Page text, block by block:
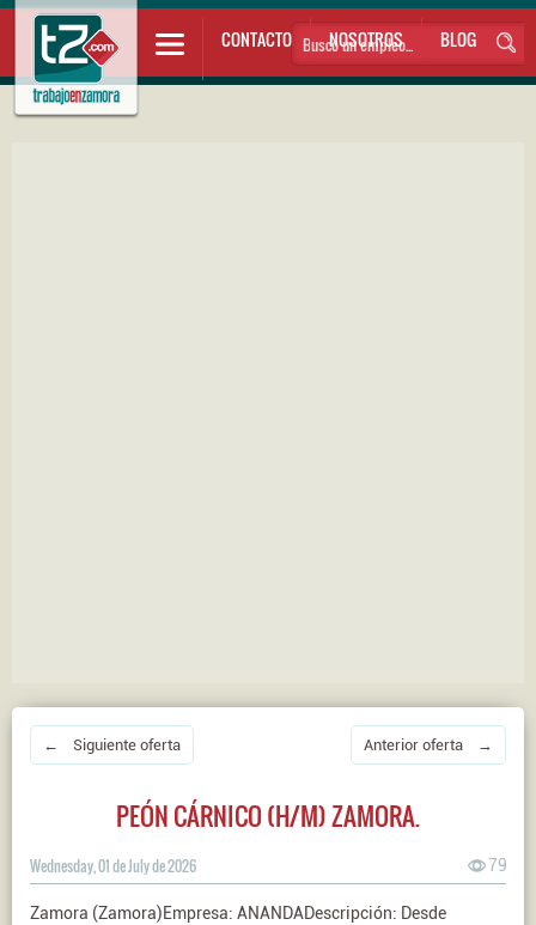
CONTACTO NOSOTROS BLOG
← Siguiente oferta Anterior oferta →
PEÓN CÁRNICO (H/M) ZAMORA.
Wednesday, 01 de July de 2026 79
Zamora (Zamora)Empresa: ANANDADescripción: Desde